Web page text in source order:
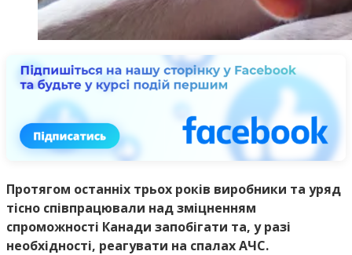
Протягом останніх трьох років виробники та уряд
тісно співпрацювали над зміцненням
спроможності Канади запобігати та, у разі
необхідності, реагувати на спалах АЧС.